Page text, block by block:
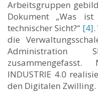
Arbeitsgruppen
Dokument „Was
technischer Sicht?“ [4]
die
Administration
zusammengefasst.
INDUSTRIE 4.0
den Digitalen Zwilling.